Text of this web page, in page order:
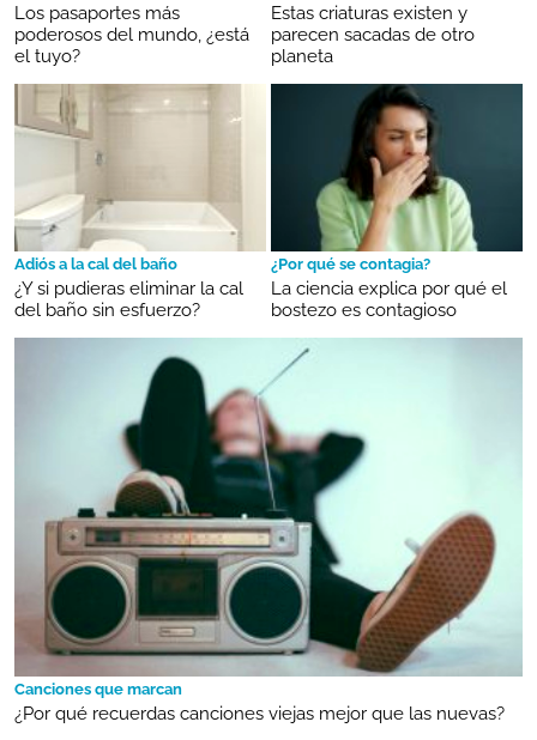
Los pasaportes más
poderosos del mundo, ¿está
el tuyo?
Estas criaturas existen y
parecen sacadas de otro
planeta
Adiós a la cal del baño
¿Y si pudieras eliminar la cal
del baño sin esfuerzo?
¿Por qué se contagia?
La ciencia explica por qué el
bostezo es contagioso
Canciones que marcan
¿Por qué recuerdas canciones viejas mejor que las nuevas?